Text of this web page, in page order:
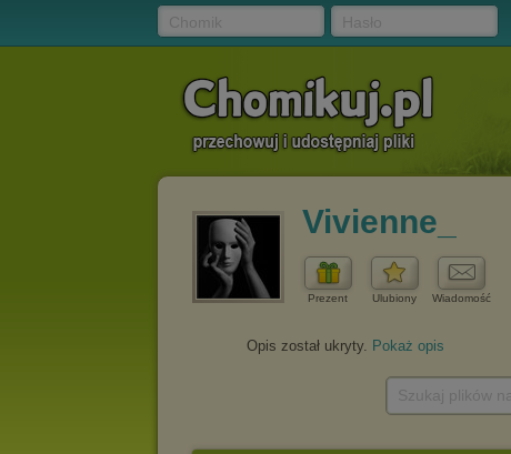
Vivienne_
Prezent Ulubiony Wiadomość
Opis został ukryty. Pokaż opis